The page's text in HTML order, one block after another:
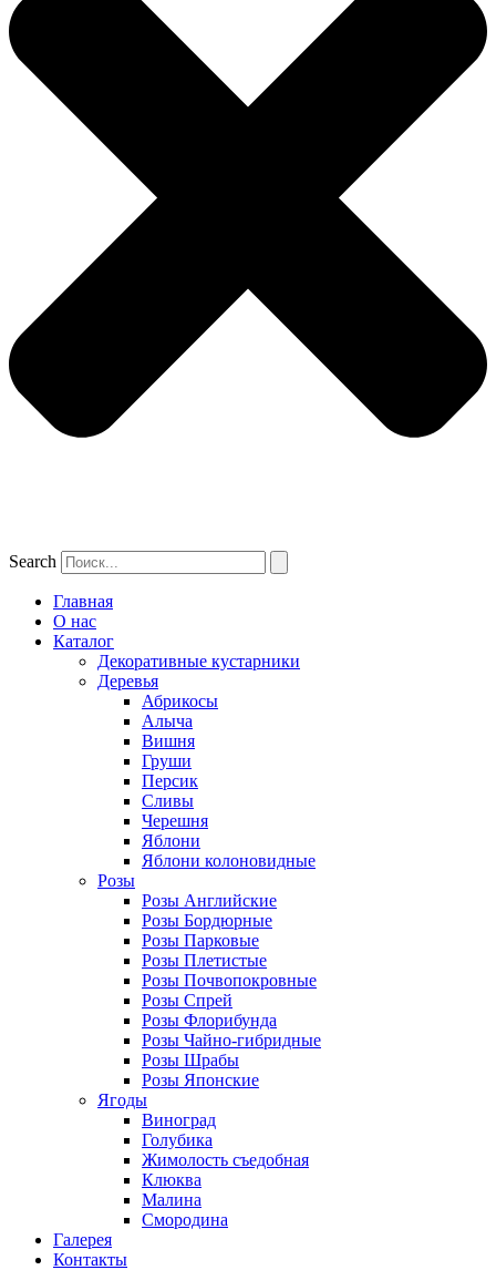
Search
Главная
О нас
Каталог
Декоративные кустарники
Деревья
Абрикосы
Алыча
Вишня
Груши
Персик
Сливы
Черешня
Яблони
Яблони колоновидные
Розы
Розы Английские
Розы Бордюрные
Розы Парковые
Розы Плетистые
Розы Почвопокровные
Розы Спрей
Розы Флорибунда
Розы Чайно-гибридные
Розы Шрабы
Розы Японские
Ягоды
Виноград
Голубика
Жимолость съедобная
Клюква
Малина
Смородина
Галерея
Контакты